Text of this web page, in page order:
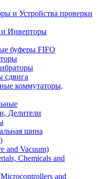
и Устройства проверки
и Инверторы
буферы FIFO
сдвига
коммутаторы,
Делители
шина
and Vacuum)
Chemicals and
and